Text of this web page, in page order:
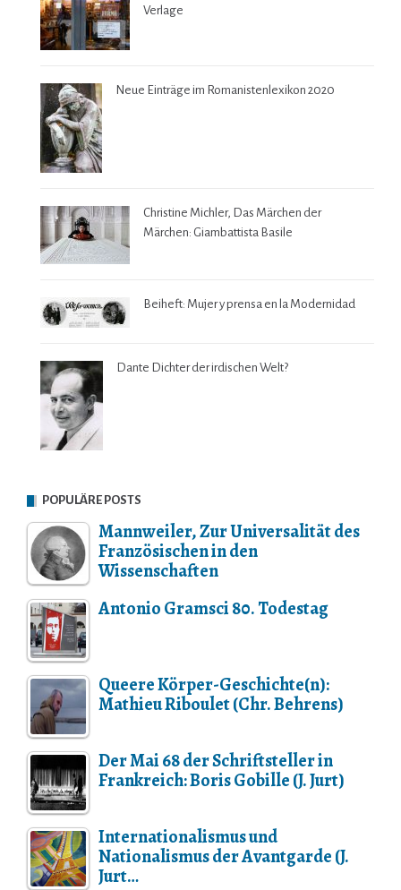
Verlage
Neue Einträge im Romanistenlexikon 2020
Christine Michler, Das Märchen der
Märchen: Giambattista Basile
Beiheft: Mujer y prensa en la Modernidad
Dante Dichter der irdischen Welt?
POPULÄRE POSTS
Mannweiler, Zur Universalität des
Französischen in den
Wissenschaften
Antonio Gramsci 80. Todestag
Queere Körper-Geschichte(n):
Mathieu Riboulet (Chr. Behrens)
Der Mai 68 der Schriftsteller in
Frankreich: Boris Gobille (J. Jurt)
Internationalismus und
Nationalismus der Avantgarde (J.
Jurt…